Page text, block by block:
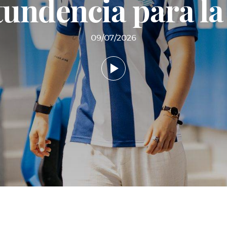
para la
09/07/2026